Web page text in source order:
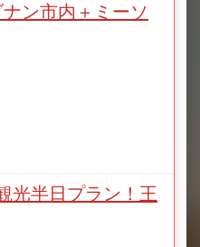
ン市内＋ミーソ
光半日プラン！王